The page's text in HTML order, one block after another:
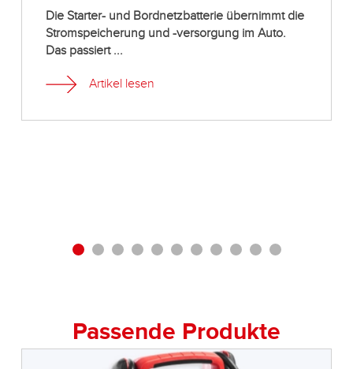
Die Starter- und Bordnetzbatterie übernimmt die
Stromspeicherung und -versorgung im Auto.
Das passiert ...
Artikel lesen
Passende Produkte